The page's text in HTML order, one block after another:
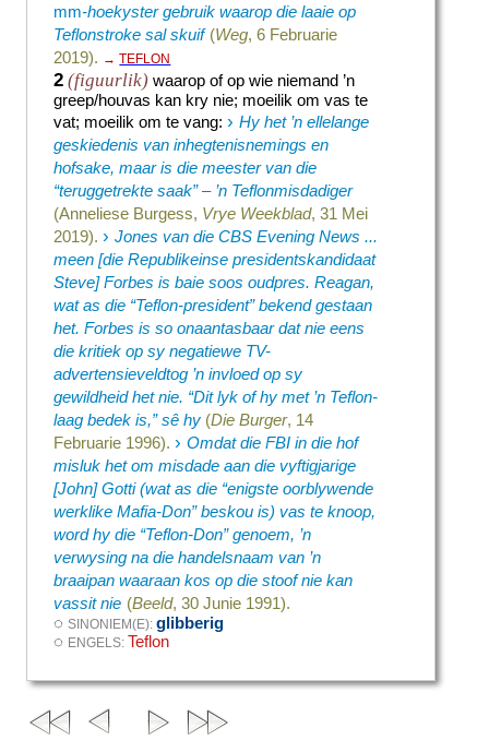
mm-hoekyster gebruik waarop die laaie op
Teflonstroke sal skuif (Weg, 6 Februarie
2019). →TEFLON
2 (figuurlik)waarop of op wie niemand ’n
greep/houvas kan kry nie; moeilik om vas te
vat; moeilik om te vang:› Hy het ’n ellelange
geskiedenis van inhegtenisnemings en
hofsake, maar is die meester van die
“teruggetrekte saak” – ’n Teflonmisdadiger
(Anneliese Burgess, Vrye Weekblad, 31 Mei
2019). › Jones van die CBS Evening News ...
meen [die Republikeinse presidentskandidaat
Steve] Forbes is baie soos oudpres. Reagan,
wat as die “Teflon-president” bekend gestaan
het. Forbes is so onaantasbaar dat nie eens
die kritiek op sy negatiewe TV-
advertensieveldtog ’n invloed op sy
gewildheid het nie. “Dit lyk of hy met ’n Teflon-
laag bedek is,” sê hy (Die Burger, 14
Februarie 1996). › Omdat die FBI in die hof
misluk het om misdade aan die vyftigjarige
[John] Gotti (wat as die “enigste oorblywende
werklike Mafia-Don” beskou is) vas te knoop,
word hy die “Teflon-Don” genoem, ’n
verwysing na die handelsnaam van ’n
braaipan waaraan kos op die stoof nie kan
vassit nie (Beeld, 30 Junie 1991).
◌SINONIEM(E):glibberig
◌ ENGELS: Teflon